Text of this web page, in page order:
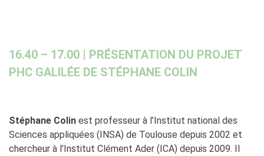
16.40 – 17.00 | PRÉSENTATION DU PROJET
PHC GALILÉE DE STÉPHANE COLIN
Stéphane Colin est professeur à l’Institut national des
Sciences appliquées (INSA) de Toulouse depuis 2002 et
chercheur à l’Institut Clément Ader (ICA) depuis 2009. Il